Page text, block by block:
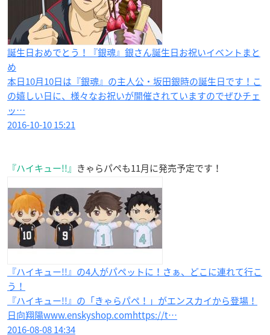
誕生日おめでとう！『銀魂』銀さん誕生日お祝いイベントまと
め
本日10月10日は『銀魂』の主人公・坂田銀時の誕生日です！こ
の嬉しい日に、様々なお祝いが開催されていますのでぜひチェ
ッ…
2016-10-10 15:21
『ハイキュー!!』 きゃらパペも11月に発売予定です！
『ハイキュー!!』の4人がパペットに！さぁ、どこに連れて行こ
う！
『ハイキュー!!』の「きゃらパペ！」がエンスカイから登場！
日向翔陽www.enskyshop.comhttps://t…
2016-08-08 14:34